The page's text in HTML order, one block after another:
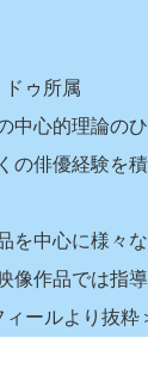
ドゥ所属
中心的理論の
の俳優経験を
を中心に様々
作品では指
ールより抜粋